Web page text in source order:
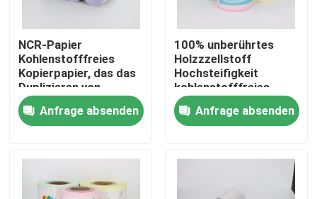
Zu Hause
NCR-Papier
Kohlenstofffreies
Kopierpapier, das das
Duplizieren von
Dokumenten mit klar
lesbaren Kopien
ermöglicht, perfekt
Geschäftszwecke
Anfrage absenden
100% unberührtes
Holzzzellstoff
Hochsteifigkeit
kohlenstofffreies
NCR-Papier,
Mikrophorpapier
Anfrage absenden